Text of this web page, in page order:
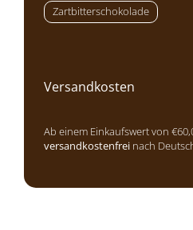
Zartbitterschokolade
Versandkosten
Ab einem Einkaufswert von
versandkostenfrei nach